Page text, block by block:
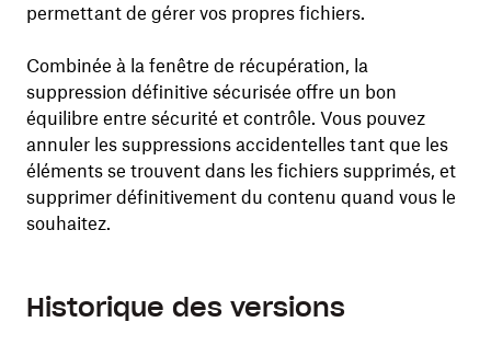
permettant de gérer vos propres fichiers.
Combinée à la fenêtre de récupération, la
suppression définitive sécurisée offre un bon
équilibre entre sécurité et contrôle. Vous pouvez
annuler les suppressions accidentelles tant que les
éléments se trouvent dans les fichiers supprimés, et
supprimer définitivement du contenu quand vous le
souhaitez.
Historique des versions